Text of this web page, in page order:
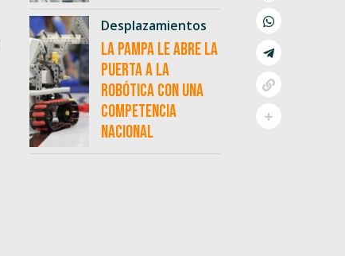
Desplazamientos
La Pampa le abre la
puerta a la
robótica con una
competencia
nacional